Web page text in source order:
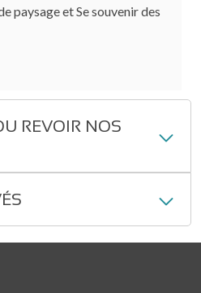
paysage et Se souvenir des
REVOIR NOS